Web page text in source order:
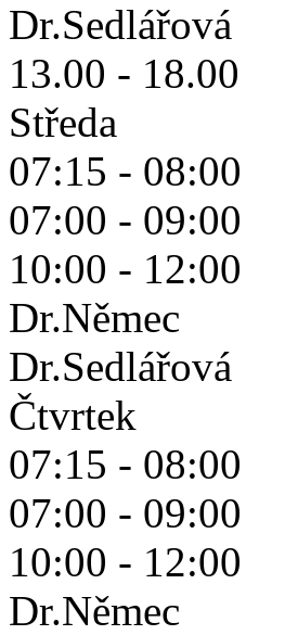
Dr.Sedlářová
13.00 - 18.00
Středa
07:15 - 08:00
07:00 - 09:00
10:00 - 12:00
Dr.Němec
Dr.Sedlářová
Čtvrtek
07:15 - 08:00
07:00 - 09:00
10:00 - 12:00
Dr.Němec